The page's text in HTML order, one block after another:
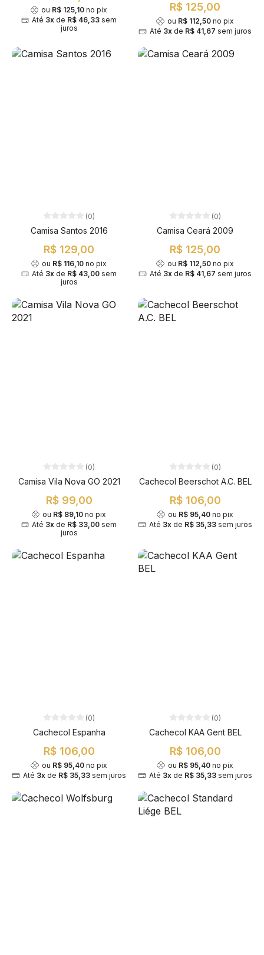
ou R$ 125,10 no pix
Até 3x de R$ 46,33 sem
juros
R$ 125,00
ou R$ 112,50no pix
Até 3xde R$ 41,67 sem juros
(0)
Camisa Santos 2016
R$ 129,00
ou R$ 116,10 no pix
Até 3x de R$ 43,00 sem
juros
(0)
Camisa Ceará 2009
R$ 125,00
ou R$ 112,50no pix
Até 3xde R$ 41,67 sem juros
(0)
Camisa Vila Nova GO 2021
R$ 99,00
ou R$ 89,10 no pix
Até 3x de R$ 33,00 sem
juros
(0)
Cachecol Beerschot A.C. BEL
R$ 106,00
ou R$ 95,40no pix
Até 3xde R$ 35,33sem juros
(0)
Cachecol Espanha
R$ 106,00
ou R$ 95,40no pix
Até 3xde R$ 35,33sem juros
(0)
Cachecol KAA Gent BEL
R$ 106,00
ou R$ 95,40no pix
Até 3xde R$ 35,33sem juros